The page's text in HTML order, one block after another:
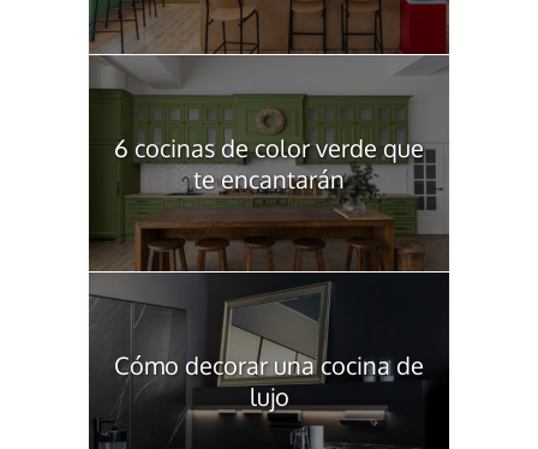
6 cocinas de color verde que
te encantarán
Cómo decorar una cocina de
lujo